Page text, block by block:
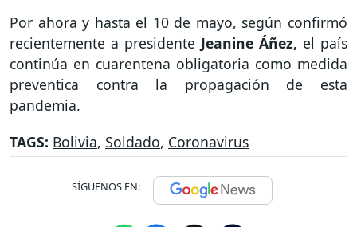
Por ahora y hasta el 10 de mayo, según confirmó
recientemente a presidente Jeanine Áñez, el país
continúa en cuarentena obligatoria como medida
preventica contra la propagación de esta
pandemia.
TAGS: Bolivia, Soldado, Coronavirus
SÍGUENOS EN: